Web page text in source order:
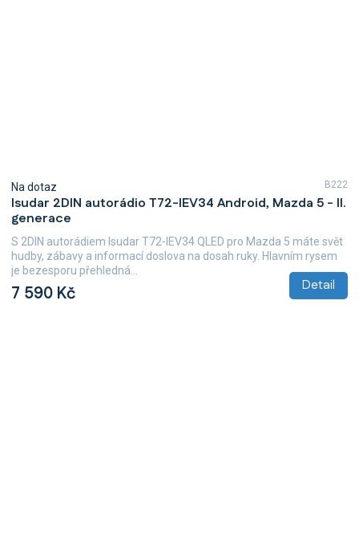
Isudar 2DIN autorádio T72-IEV34 Android, Mazda 5 - II.
generace
Na dotaz
7 590 Kč Detail
S 2DIN autorádiem Isudar T72-IEV34 QLED pro Mazda 5 máte svět
hudby, zábavy a informací doslova na dosah ruky. Hlavním rysem
je bezesporu přehledná...
B222